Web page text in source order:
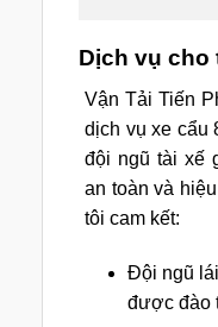
Dịch vụ cho
Vận Tải Tiến
dịch vụ xe cẩu
đội ngũ tài xế
an toàn và
tôi cam kết:
Đội ngũ
được đào